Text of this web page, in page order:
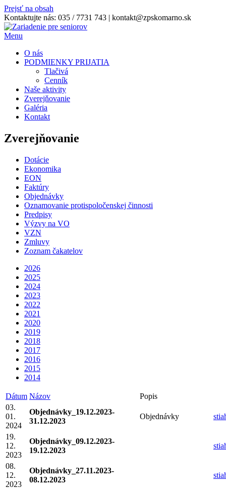
Prejsť na obsah
Kontaktujte nás: 035 / 7731 743 | kontakt@zpskomarno.sk
Menu
O nás
PODMIENKY PRIJATIA
Tlačivá
Cenník
Naše aktivity
Zverejňovanie
Galéria
Kontakt
Zverejňovanie
Dotácie
Ekonomika
EON
Faktúry
Objednávky
Oznamovanie protispoločenskej činnosti
Predpisy
Výzvy na VO
VZN
Zmluvy
Zoznam čakatelov
2026
2025
2024
2023
2022
2021
2020
2019
2018
2017
2016
2015
2014
Dátum Názov
Popis
03.
01.
2024
Objednávky_19.12.2023-
31.12.2023
Objednávky
19.
12.
2023
Objednávky_09.12.2023-
19.12.2023
08.
12.
2023
Objednávky_27.11.2023-
08.12.2023